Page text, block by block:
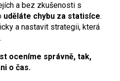
a bez zkušenosti s
uděláte chybu za statisíce.
a nastavit strategii, která
oceníme správně, tak,
o čas.